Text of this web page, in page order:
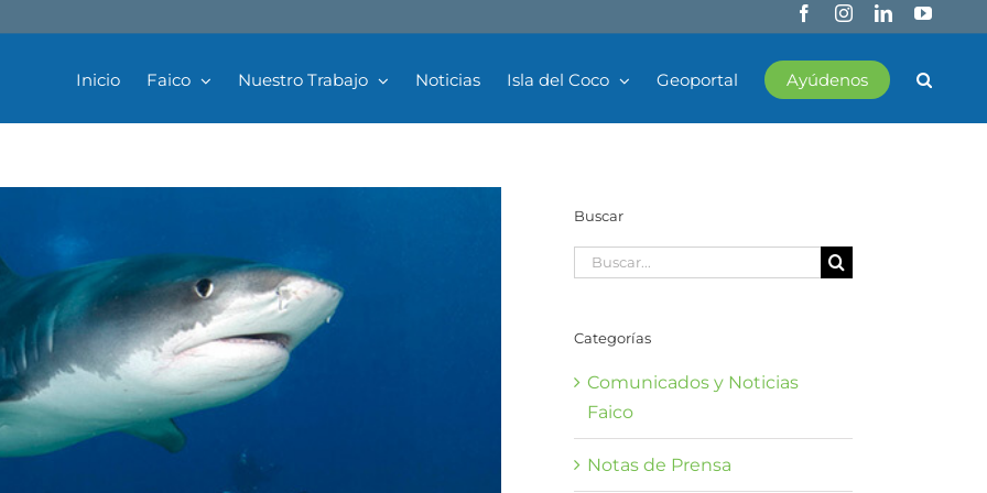
FacebookInstagramLinkedIn
Inicio Faico Nuestro Trabajo Noticias Isla del Coco Geoportal Ayúdenos
vive en golfo Dulce
Buscar
Buscar:
Categorías
Comunicados y Noticias
Faico
Notas de Prensa